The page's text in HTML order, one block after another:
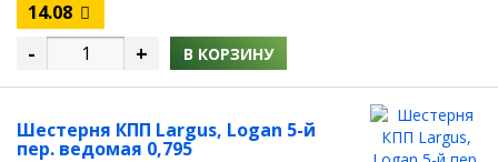
14.08
- + В КОРЗИНУ
Шестерня КПП Largus, Logan 5-й
пер. ведомая 0,795